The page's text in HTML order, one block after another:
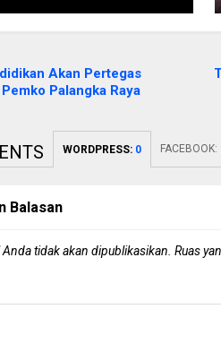
Akan Pertegas
Palangka Raya
WORDPRESS: 0 FACEBOOK:
Balasan
tidak akan dipublikasikan. Ruas